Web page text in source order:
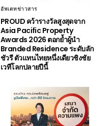
อัพเดทข่าวสาร
PROUD คว้ารางวัลสูงสุดจาก
Asia Pacific Property
Awards 2026 ตอกย้ำผู้นำ
Branded Residence ระดับลัก
ชัวรี ตัวแทนไทยหนึ่งเดียวชิงชัย
เวทีโลกปลายปีนี้